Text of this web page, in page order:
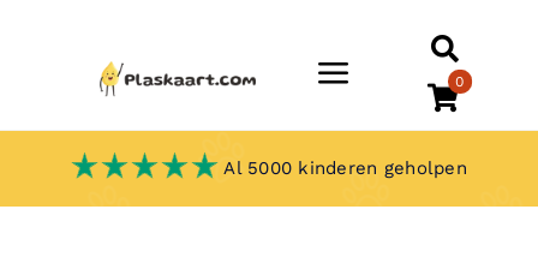
Toggle
Navigation
0
Al 5000 kinderen geholpen